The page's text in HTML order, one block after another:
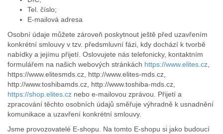
Tel. číslo;
E-mailová adresa
Osobní údaje můžete zároveň poskytnout ještě před uzavřením
konkrétní smlouvy v tzv. předsmluvní fázi, kdy dochází k tvorbě
nabídky a jejímu přijetí. Oslovujete nás telefonicky, kontaktním
formulářem na našich webových stránkách https://www.elites.cz
https://www.elitesmds.cz, http://www.elites-mds.cz,
http://www.toshibamds.cz, http://www.toshiba-mds.cz,
https://shop.elites.cz nebo e-mailovou zprávou. Přijetí a
zpracování těchto osobních údajů směřuje výhradně k usnadnění
komunikace a uzavření konkrétní smlouvy.
Jsme provozovatelé E-shopu. Na tomto E-shopu si jako budoucí